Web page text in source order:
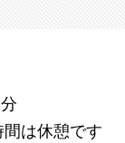
は休憩です